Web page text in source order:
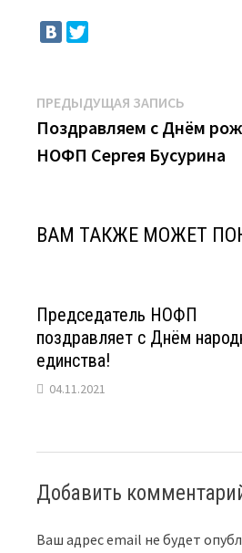
Навигация
по
записям
ПРЕДЫДУЩАЯ ЗАПИСЬ
запись:
Поздравляем с Днём
НОФП Сергея Бусурина
ВАМ ТАКЖЕ МОЖЕТ
Председатель НОФП
поздравляет с Днём
единства!
04.11.2021
Добавить
Ваш адрес email не будет